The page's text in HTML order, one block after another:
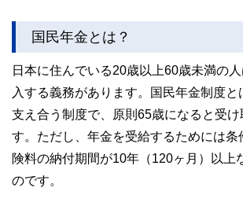
国民年金とは？
日本に住んでいる20歳以上60歳未満の
入する義務があります。国民年金制度と
支え合う制度で、原則65歳になると受
す。ただし、年金を受給するためには条
険料の納付期間が10年（120ヶ月）以上
のです。